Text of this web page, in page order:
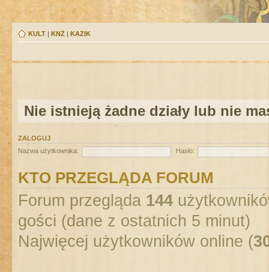
KULT | KNŻ | KAZIK
Nie istnieją żadne działy lub nie
ZALOGUJ
Nazwa użytkownika:
Hasło:
KTO PRZEGLĄDA FORUM
Forum przegląda 144
gości (dane z ostatnich 5 minut)
Najwięcej użytkowników online (